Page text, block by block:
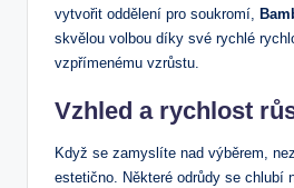
vytvořit oddělení pro soukromí,
skvělou volbou díky své rychlé
vzpřímenému vzrůstu.
Vzhled a rychlost
Když se zamyslíte nad výběrem,
estetično. Některé odrůdy se chlubí